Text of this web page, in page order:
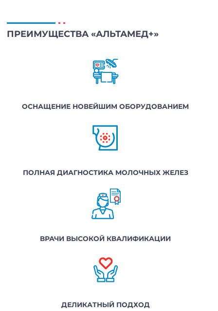
ПРЕИМУЩЕСТВА «АЛЬТАМЕД+»
ОСНАЩЕНИЕ НОВЕЙШИМ ОБОРУДОВАНИЕМ
ПОЛНАЯ ДИАГНОСТИКА МОЛОЧНЫХ ЖЕЛЕЗ
ВРАЧИ ВЫСОКОЙ КВАЛИФИКАЦИИ
ДЕЛИКАТНЫЙ ПОДХОД